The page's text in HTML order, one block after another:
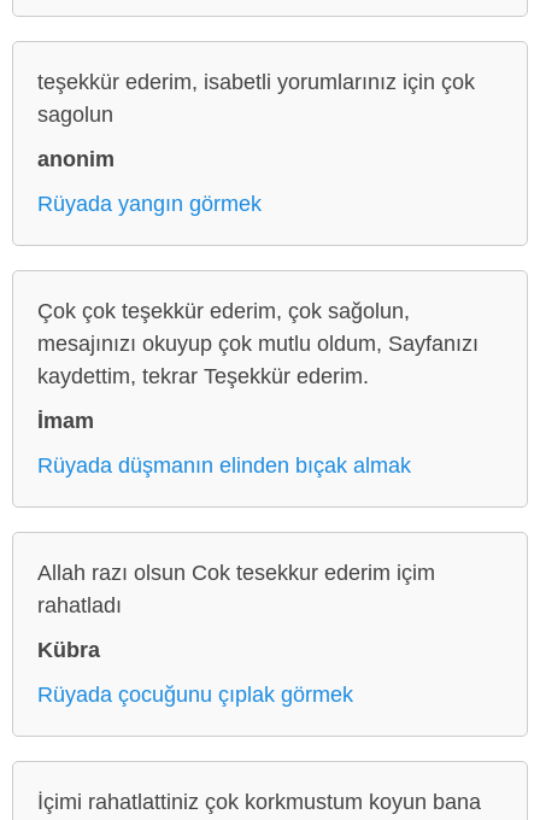
teşekkür ederim, isabetli yorumlarınız için çok
sagolun
anonim
Rüyada yangın görmek
Çok çok teşekkür ederim, çok sağolun,
mesajınızı okuyup çok mutlu oldum, Sayfanızı
kaydettim, tekrar Teşekkür ederim.
İmam
Rüyada düşmanın elinden bıçak almak
Allah razı olsun Cok tesekkur ederim içim
rahatladı
Kübra
Rüyada çocuğunu çıplak görmek
İçimi rahatlattiniz çok korkmustum koyun bana